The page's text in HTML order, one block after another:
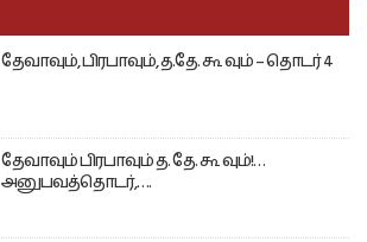
தேவாவும், பிரபாவும், த.தே. கூ வும் – தொடர் 4
தேவாவும் பிரபாவும் த. தே. கூ வும்!…
அனுபவத்தொடர்,….